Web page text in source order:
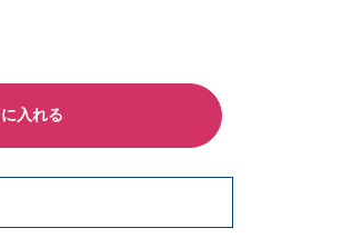
入れる